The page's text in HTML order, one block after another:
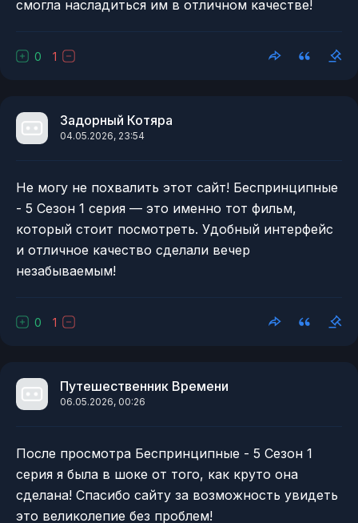
смогла насладиться им в отличном качестве!
0 1
Задорный Котяра
04.05.2026, 23:54
Не могу не похвалить этот сайт! Беспринципные
- 5 Сезон 1 серия — это именно тот фильм,
который стоит посмотреть. Удобный интерфейс
и отличное качество сделали вечер
незабываемым!
0 1
Путешественник Времени
06.05.2026, 00:26
После просмотра Беспринципные - 5 Сезон 1
серия я была в шоке от того, как круто она
сделана! Спасибо сайту за возможность увидеть
это великолепие без проблем!